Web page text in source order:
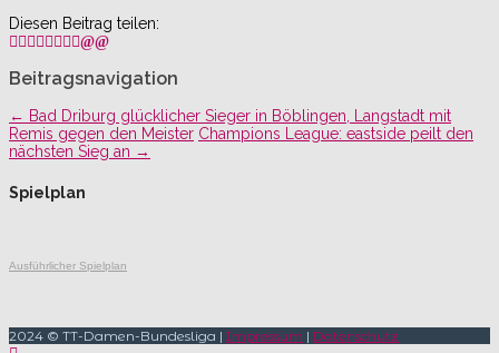
Diesen Beitrag teilen:
Beitragsnavigation
← Bad Driburg glücklicher Sieger in Böblingen, Langstadt mit
Remis gegen den Meister Champions League: eastside peilt den
nächsten Sieg an →
Spielplan
Ausführlicher Spielplan
2024 © TT-Damen-Bundesliga | Impressum | Datenschutz